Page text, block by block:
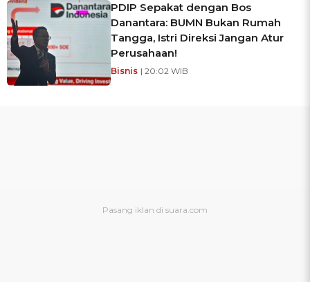
PDIP Sepakat dengan Bos
Danantara: BUMN Bukan Rumah
Tangga, Istri Direksi Jangan Atur
Perusahaan!
Bisnis | 20:02 WIB